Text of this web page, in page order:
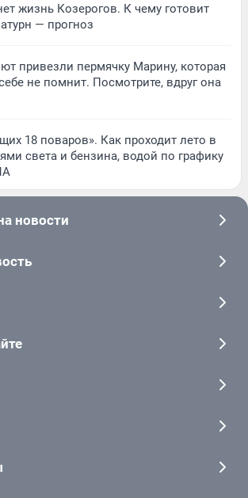
жизнь Козерогов. К чему готовит
— прогноз
привезли пермячку Марину, которая
не помнит. Посмотрите, вдруг она
18 поваров». Как проходит лето в
света и бензина, водой по графику
новости